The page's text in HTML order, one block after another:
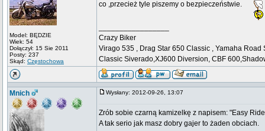
Model: BĘDZIE
Wiek: 54
Dołączył: 15 Sie 2011
Posty: 237
Skąd: Częstochowa
co ,przecież tyle piszemy o bezpieczeństwie.
Crazy Biker
Virago 535 , Drag Star 650 Classic , Yamaha
Classic Siverado,XJ600 Diversion, CBF
Mnich Wysłany: 2012-09-26, 13:07
Zrób sobie czarną kamizelkę z napisem: "Easy
A tak serio jak masz dobry gajer to żaden obciach.